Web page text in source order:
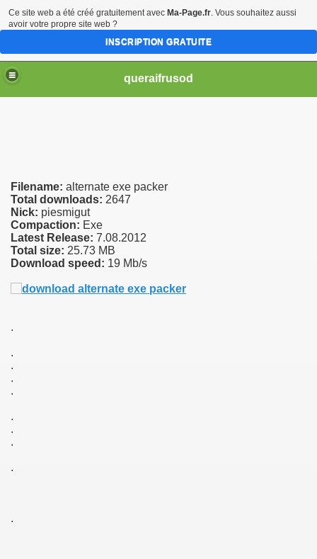
queraifrusod
Filename: alternate exe packer
Total downloads: 2647
Nick: piesmigut
Сompaction: Exe
Lаtеst Rеlеаsе: 7.08.2012
Total size: 25.73 MB
Download speed: 19 Mb/s
.
.
.
.
.
.
.
.
.
.
code
Ce site web a été créé gratuitement avec Ma-Page.fr. Vous souhaitez aussi
avoir votre propre site web ?
INSCRIPTION GRATUITE